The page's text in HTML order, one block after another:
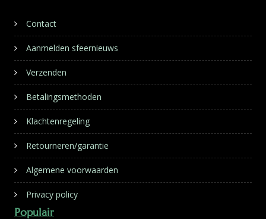
Contact
Aanmelden sfeernieuws
Verzenden
Betalingsmethoden
Klachtenregeling
Retourneren/garantie
Algemene voorwaarden
Privacy policy
Populair